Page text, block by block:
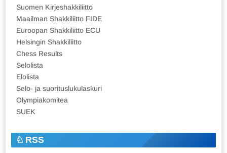
Suomen Kirjeshakkiliitto
Maailman Shakkiliitto FIDE
Euroopan Shakkiliitto ECU
Helsingin Shakkiliitto
Chess Results
Selolista
Elolista
Selo- ja suorituslukulaskuri
Olympiakomitea
SUEK
RSS